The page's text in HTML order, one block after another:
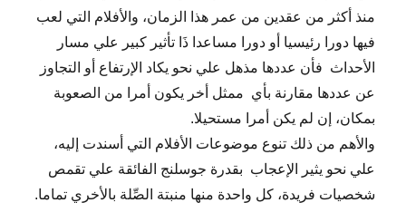
منذ أكثر من عقدين من عمر هذا الزمان، والأفلام التي لعب
فيها دورا رئيسيا أو دورا مساعدا ذَا تأثير كبير علي مسار
الأحداث فأن عددها مذهل علي نحو يكاد الإرتفاع أو التجاوز
عن عددها مقارنة بأي ممثل أخر يكون أمرا من الصعوبة
بمكان، إن لم يكن أمرا مستحيلا.
والأهم من ذلك تنوع موضوعات الأفلام التي أسندت إليه،
علي نحو يثير الإعجاب بقدرة جوسلنج الفائقة علي تقمص
شخصيات فريدة، كل واحدة منها منبتة الصِّلة بالأخري تماما.